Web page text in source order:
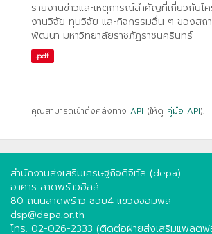
รายงานข่าวและเหตุการณ์สำคัญที่เกี่ยวกับโ
งานวิจัย ทุนวิจัย และกิจกรรมอื่น ๆ ของสถ
พัฒนา มหาวิทยาลัยราชภัฏราชนครินทร์
.pdf
คุณสามารถเข้าถึงคลังทาง API (ให้ดู คู่มือ API).
สำนักงานส่งเสริมเศรษฐกิจดิจิทัล (depa)
อาคาร ลาดพร้าวฮิลล์
80 ถนนลาดพร้าว ซอย4 แขวงจอมพล
dsp@depa.or.th
โทร. 02-026-2333 (ติดต่อฝ่ายส่งเสริมแพลตฟ